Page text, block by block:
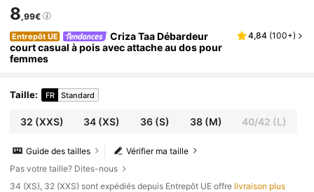
8,99€
Entrepôt UE
Criza Taa Débardeur
court casual à pois avec attache au dos pour
femmes
4,84 (100+)
Taille: FR Standard
32 (XXS) 34 (XS) 36(S) 38(M) 40/42 (L)
Vérifier ma taille
Guide des tailles
Pas votre taille? Dites-nous
​34 (XS), 32 (XXS) sont expédiés depuis Entrepôt UE offre livraison plus